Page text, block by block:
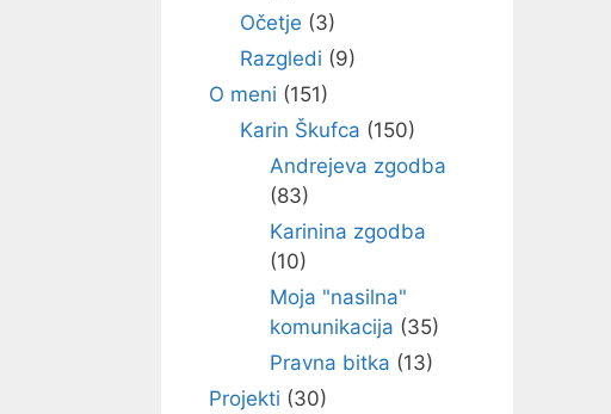
Očetje (3)
Razgledi (9)
O meni (151)
Karin Škufca (150)
Andrejeva zgodba
(83)
Karinina zgodba
(10)
Moja "nasilna"
komunikacija (35)
Pravna bitka (13)
Projekti (30)